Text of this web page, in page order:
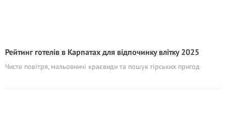
Рейтинг готелів в Карпатах для відпочинку влітку 2025
Чисте повітря, мальовничі краєвиди та пошук гірських пригод